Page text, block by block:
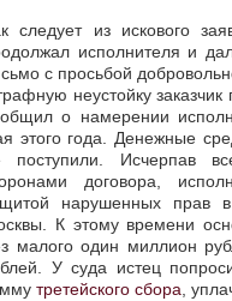
следует из искового
исполнителя и
с просьбой
неустойку заказчик
о намерении
этого года. Денежные
поступили. Исчерпав
договора,
нарушенных прав
К этому времени
малого один миллион
У суда истец
третейского сбора,